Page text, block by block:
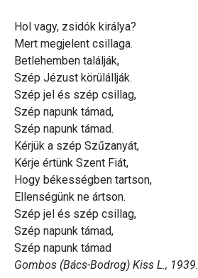
Hol vagy, zsidók királya?
Mert megjelent csillaga.
Betlehemben találják,
Szép Jézust körülállják.
Szép jel és szép csillag,
Szép napunk támad,
Szép napunk támad.
Kérjük a szép Szűzanyát,
Kérje értünk Szent Fiát,
Hogy békességben tartson,
Ellenségünk ne ártson.
Szép jel és szép csillag,
Szép napunk támad,
Szép napunk támad
Gombos (Bács-Bodrog) Kiss L., 1939.